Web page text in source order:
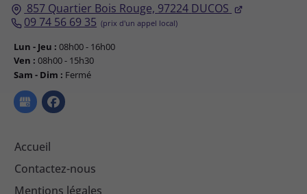
857 Quartier Bois Rouge, 97224 DUCOS
09 74 56 69 35
Lun - Jeu : 08h00 - 16h00
Ven : 08h00 - 15h30
Sam - Dim : Fermé
Accueil
Contactez-nous
Mentions légales